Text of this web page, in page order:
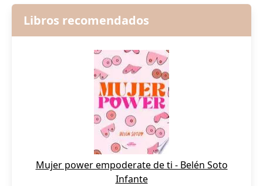
Libros recomendados
Mujer power empoderate de ti - Belén Soto
Infante